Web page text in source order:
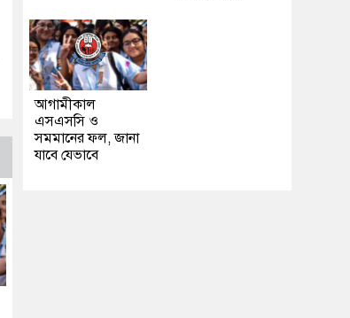
আগামীকাল
এসএসসি ও
সমমানের ফল, জানা
যাবে যেভাবে